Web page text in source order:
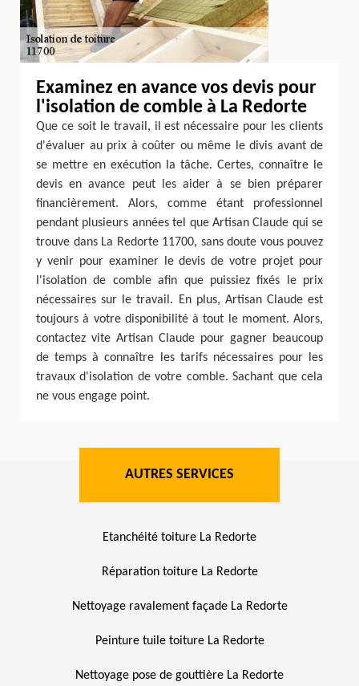
Examinez en avance vos devis pour
l'isolation de comble à La Redorte
Que ce soit le travail, il est nécessaire pour les clients
d'évaluer au prix à coûter ou même le divis avant de
se mettre en exécution la tâche. Certes, connaître le
devis en avance peut les aider à se bien préparer
financièrement. Alors, comme étant professionnel
pendant plusieurs années tel que Artisan Claude qui se
trouve dans La Redorte 11700, sans doute vous pouvez
y venir pour examiner le devis de votre projet pour
l'isolation de comble afin que puissiez fixés le prix
nécessaires sur le travail. En plus, Artisan Claude est
toujours à votre disponibilité à tout le moment. Alors,
contactez vite Artisan Claude pour gagner beaucoup
de temps à connaître les tarifs nécessaires pour les
travaux d'isolation de votre comble. Sachant que cela
ne vous engage point.
AUTRES SERVICES
Etanchéité toiture La Redorte
Réparation toiture La Redorte
Nettoyage ravalement façade La Redorte
Peinture tuile toiture La Redorte
Nettoyage pose de gouttière La Redorte